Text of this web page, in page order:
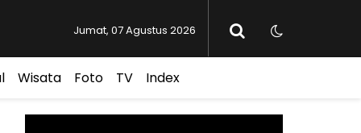
Jumat, 07 Agustus 2026
Wisata Foto TV Index